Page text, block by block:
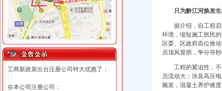
工商新政策出台注册公司特大优惠了：
在本公司注册公司：
只为黔江河焕发
据介绍，自工程
环境，缩短施工扰民
区委、区政府高位推
员顶风冒雨，争分夺
工程的紧迫性，
员流动大；涉及高压
频发，混凝土养护难